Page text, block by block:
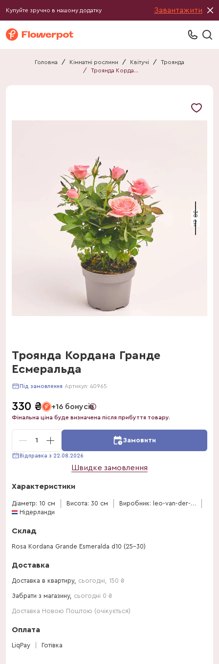
Купуйте зручно в нашому додатку Завантажити
Головна / Кімнатні рослини / Квітучі /
Троянда
/
Троянда Кордана Гранде Есмеральда
30 см
Троянда Кордана Гранде
Есмеральда
Під замовлення Артикул: 40965
330 ₴ +16 бонусів
Фінальна ціна буде визначена після прибуття товару.
1 Замовити
Відправка з 22.08.2026
Швидке замовлення
Характеристики
Діаметр: 10 см Висота: 30 см
Виробник: leo-van-der-harg-bv
Нідерланди
Склад
Rosa Kordana Grande Esmeralda d10 (25-30)
Доставка
Доставка в квартиру, сьогодні 150 ₴
Забрати з магазину, сьогодні 0 ₴
Доставка Новою Поштою (очікується)
Оплата
LiqPay Готівка